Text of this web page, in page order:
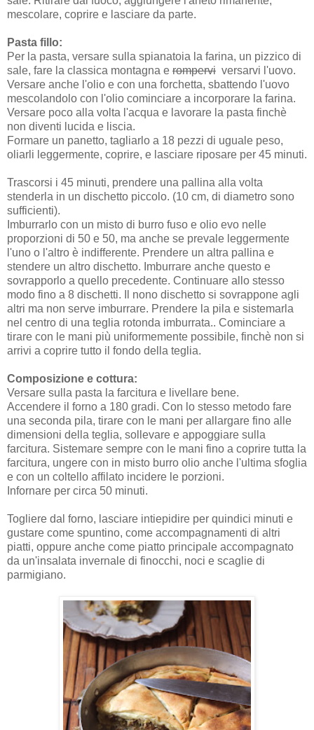
mescolare, coprire e lasciare da parte.
Pasta fillo:
Per la pasta, versare sulla spianatoia la farina, un pizzico di
sale, fare la classica montagna e rompervi versarvi l'uovo.
Versare anche l'olio e con una forchetta, sbattendo l'uovo
mescolandolo con l'olio cominciare a incorporare la farina.
Versare poco alla volta l'acqua e lavorare la pasta finchè
non diventi lucida e liscia.
Formare un panetto, tagliarlo a 18 pezzi di uguale peso,
oliarli leggermente, coprire, e lasciare riposare per 45 minuti.
Trascorsi i 45 minuti, prendere una pallina alla volta
stenderla in un dischetto piccolo. (10 cm, di diametro sono
sufficienti).
Imburrarlo con un misto di burro fuso e olio evo nelle
proporzioni di 50 e 50, ma anche se prevale leggermente
l'uno o l'altro è indifferente. Prendere un altra pallina e
stendere un altro dischetto. Imburrare anche questo e
sovrapporlo a quello precedente. Continuare allo stesso
modo fino a 8 dischetti. Il nono dischetto si sovrappone agli
altri ma non serve imburrare. Prendere la pila e sistemarla
nel centro di una teglia rotonda imburrata.. Cominciare a
tirare con le mani più uniformemente possibile, finchè non si
arrivi a coprire tutto il fondo della teglia.
Composizione e cottura:
Versare sulla pasta la farcitura e livellare bene.
Accendere il forno a 180 gradi. Con lo stesso metodo fare
una seconda pila, tirare con le mani per allargare fino alle
dimensioni della teglia, sollevare e appoggiare sulla
farcitura. Sistemare sempre con le mani fino a coprire tutta la
farcitura, ungere con in misto burro olio anche l'ultima sfoglia
e con un coltello affilato incidere le porzioni.
Infornare per circa 50 minuti.
Togliere dal forno, lasciare intiepidire per quindici minuti e
gustare come spuntino, come accompagnamenti di altri
piatti, oppure anche come piatto principale accompagnato
da un'insalata invernale di finocchi, noci e scaglie di
parmigiano.